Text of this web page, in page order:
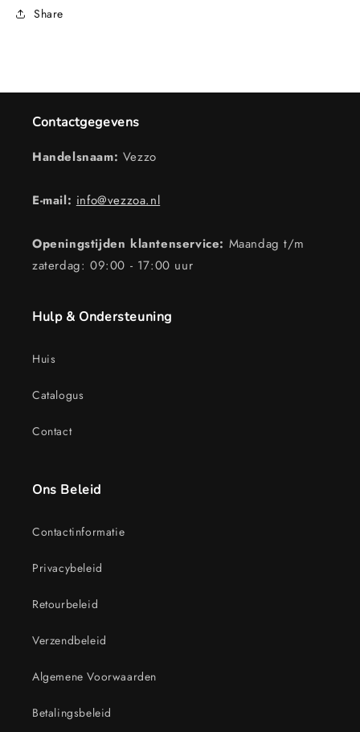
Share
Contactgegevens
Handelsnaam: Vezzo
E-mail: info@vezzoa.nl
Openingstijden klantenservice: Maandag t/m
zaterdag: 09:00 - 17:00 uur
Hulp & Ondersteuning
Huis
Catalogus
Contact
Ons Beleid
Contactinformatie
Privacybeleid
Retourbeleid
Verzendbeleid
Algemene Voorwaarden
Betalingsbeleid